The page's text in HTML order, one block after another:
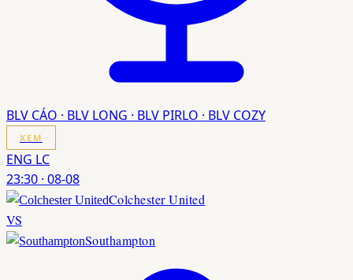
BLV CÁO · BLV LONG · BLV PIRLO · BLV COZY
XEM
ENG LC
23:30 · 08-08
Colchester United
VS
Southampton